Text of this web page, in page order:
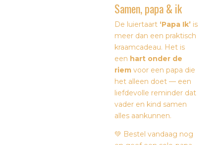
Samen, papa & ik
De luiertaart ‘Papa Ik’ is
meer dan een praktisch
kraamcadeau. Het is
een hart onder de
riem voor een papa die
het alleen doet — een
liefdevolle reminder dat
vader en kind samen
alles aankunnen.
💚 Bestel vandaag nog